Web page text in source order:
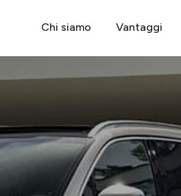
Chi siamo Vantaggi